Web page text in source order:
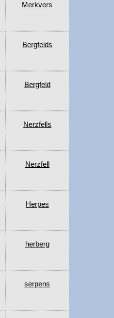
Merkvers
Bergfelds
Bergfeld
Nerzfells
Nerzfell
Herpes
herberg
serpens